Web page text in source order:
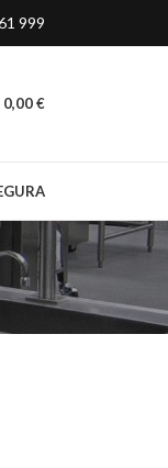
999
0,00€